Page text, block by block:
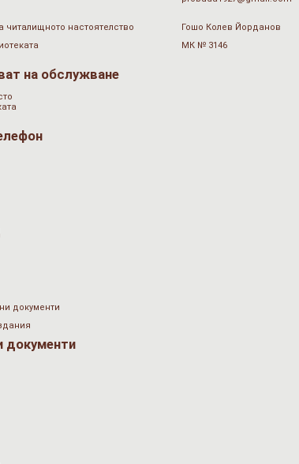
настоятелство
Гошо Колев Йорданов
МК № 3146
на обслужване
документи
документи